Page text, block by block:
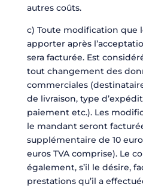
autres coûts.
c) Toute modification que
apporter après
sera facturée. Est
tout changement des
commerciales
de livraison, type
paiement etc.). Les
le mandant seront
supplémentaire de 10
euros TVA comprise). Le
également, s’il le désire,
prestations qu’il a